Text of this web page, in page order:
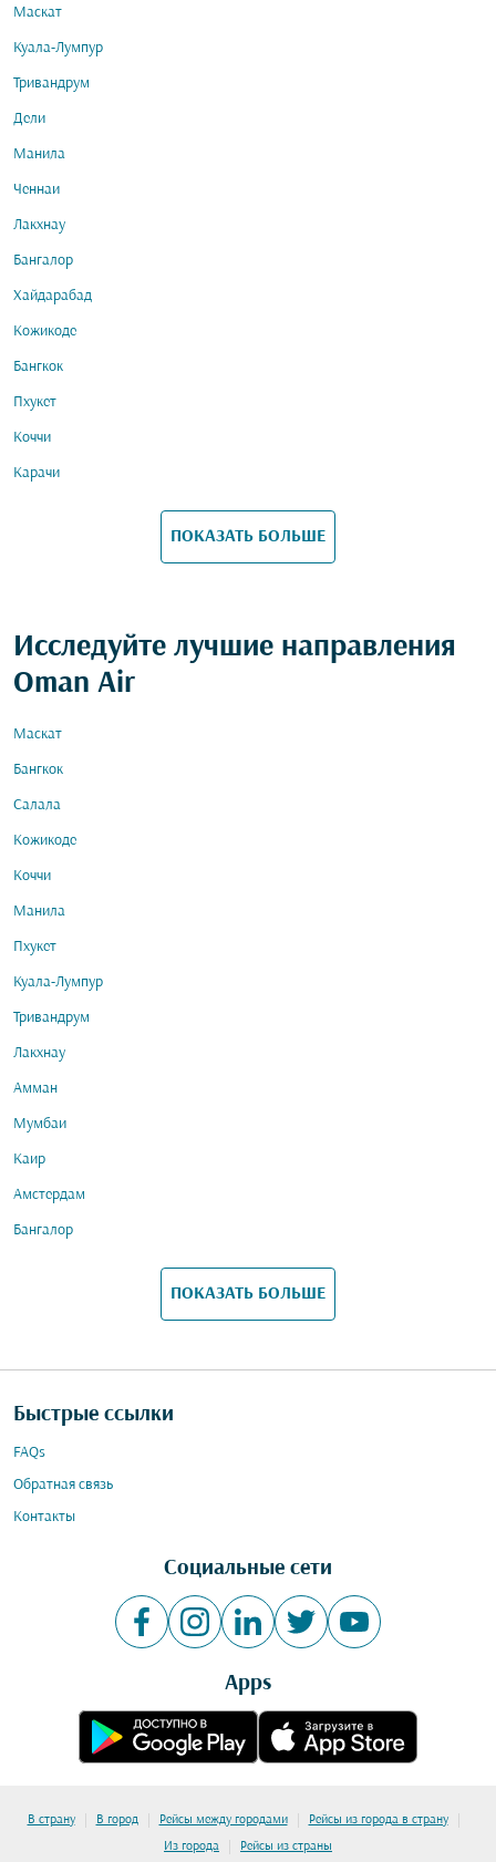
Маскат
Куала-Лумпур
Тривандрум
Дели
Манила
Ченнаи
Лакхнау
Бангалор
Хайдарабад
Кожикоде
Бангкок
Пхукет
Коччи
Карачи
ПОКАЗАТЬ БОЛЬШЕ
Исследуйте лучшие направления
Oman Air
Маскат
Бангкок
Салала
Кожикоде
Коччи
Манила
Пхукет
Куала-Лумпур
Тривандрум
Лакхнау
Амман
Мумбаи
Каир
Амстердам
Бангалор
ПОКАЗАТЬ БОЛЬШЕ
Быстрые ссылки
FAQs
Обратная связь
Контакты
Социальные сети
Apps
В страну | В город | Рейсы между городами | Рейсы из города в страну |
Из города | Рейсы из страны